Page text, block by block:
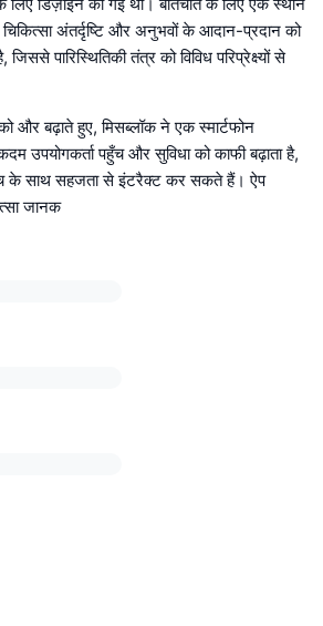
अंतर्दृष्टि और अनुभवों के आदान-प्रदान को
पारिस्थितिकी तंत्र को विविध परिप्रेक्ष्यों से
और बढ़ाते हुए, मिसब्लॉक ने एक स्मार्टफोन
उपयोगकर्ता पहुँच और सुविधा को काफी बढ़ाता है,
के साथ सहजता से इंटरैक्ट कर सकते हैं। ऐप
जानक